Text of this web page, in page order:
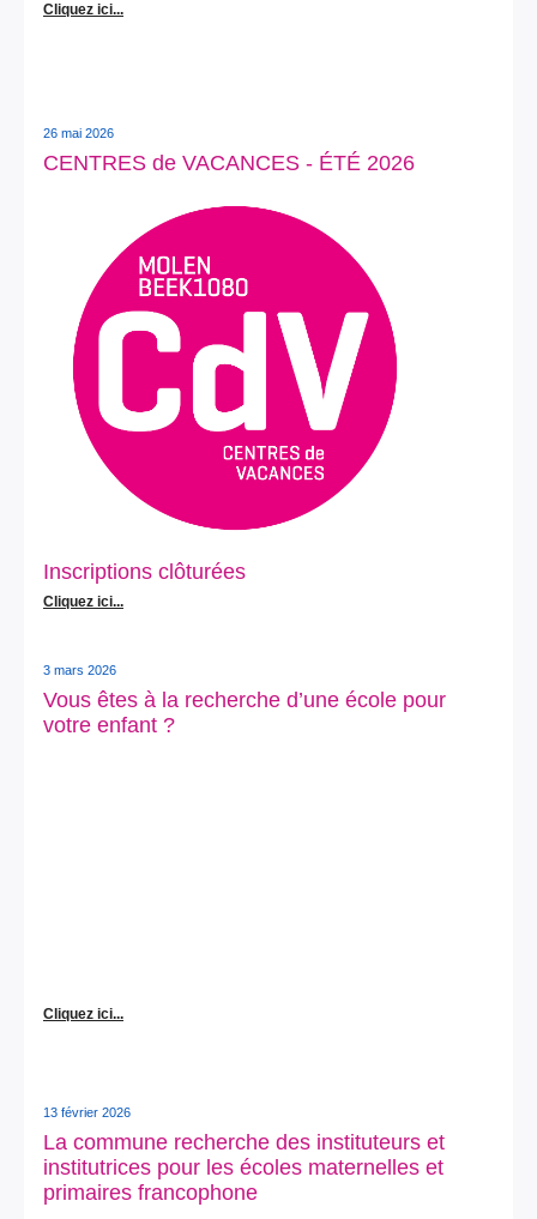
Cliquez ici...
26 mai 2026
CENTRES de VACANCES - ÉTÉ 2026
Inscriptions clôturées
Cliquez ici...
3 mars 2026
Vous êtes à la recherche d’une école pour
votre enfant ?
Cliquez ici...
13 février 2026
La commune recherche des instituteurs et
institutrices pour les écoles maternelles et
primaires francophone